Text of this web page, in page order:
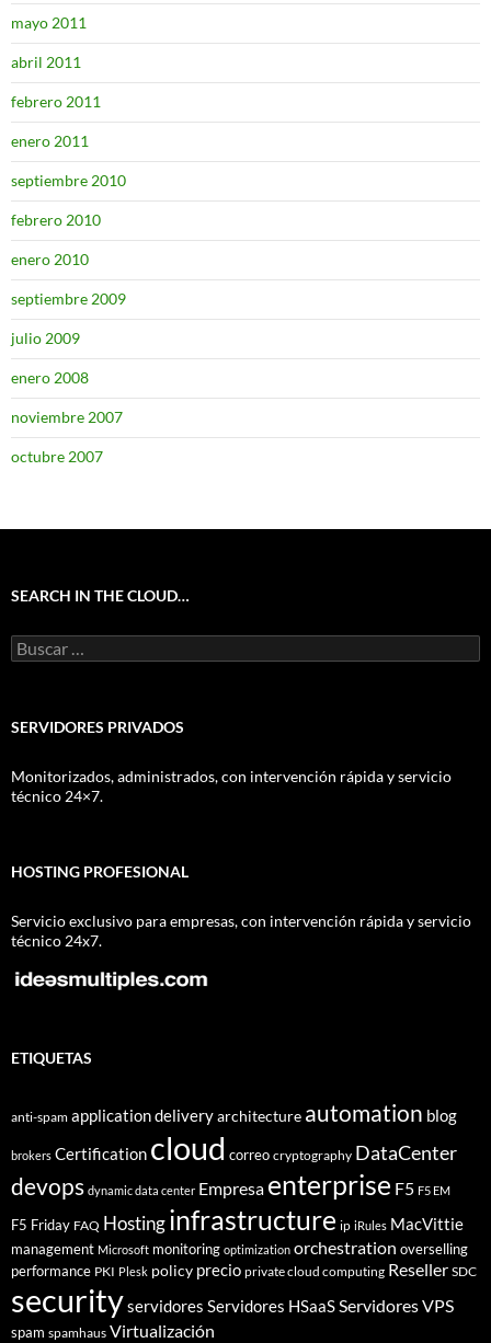
mayo 2011
abril 2011
febrero 2011
enero 2011
septiembre 2010
febrero 2010
enero 2010
septiembre 2009
julio 2009
enero 2008
noviembre 2007
octubre 2007
SEARCH IN THE CLOUD…
Buscar:
SERVIDORES PRIVADOS
Monitorizados, administrados, con intervención rápida y servicio
técnico 24×7.
HOSTING PROFESIONAL
Servicio exclusivo para empresas, con intervención rápida y servicio
técnico 24x7.
ETIQUETAS
anti-spam application deliveryarchitecture automation blog
brokers Certification cloud correo cryptography DataCenter
devops dynamic data center Empresa enterprise F5 F5 EM
F5 Friday FAQ Hostinginfrastructure ip iRules MacVittie
management Microsoft monitoring optimization orchestration overselling
performance PKI Plesk policy precio private cloud computing Reseller SDC
securityservidores Servidores HSaaSServidores VPS
spam spamhaus Virtualización